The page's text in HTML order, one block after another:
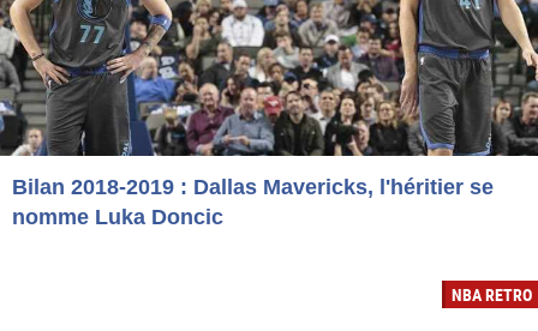
Bilan 2018-2019 : Dallas Mavericks, l'héritier se
nomme Luka Doncic
NBA RETRO